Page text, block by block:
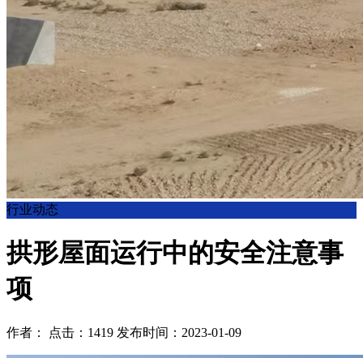
行业动态
拱形屋面运行中的安全注意事
项
作者： 点击：1419 发布时间：2023-01-09